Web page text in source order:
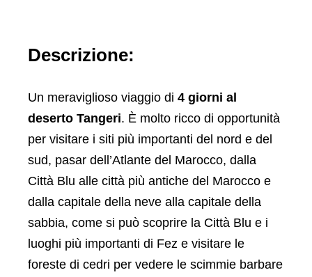
Descrizione:
Un meraviglioso viaggio di 4 giorni al
deserto Tangeri. È molto ricco di opportunità
per visitare i siti più importanti del nord e del
sud, pasar dell’Atlante del Marocco, dalla
Città Blu alle città più antiche del Marocco e
dalla capitale della neve alla capitale della
sabbia, come si può scoprire la Città Blu e i
luoghi più importanti di Fez e visitare le
foreste di cedri per vedere le scimmie barbare